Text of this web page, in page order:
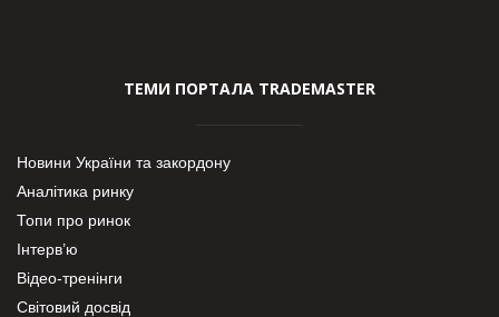
ТЕМИ ПОРТАЛА TRADEMASTER
Новини України та закордону
Аналітика ринку
Топи про ринок
Інтерв’ю
Відео-тренінги
Світовий досвід